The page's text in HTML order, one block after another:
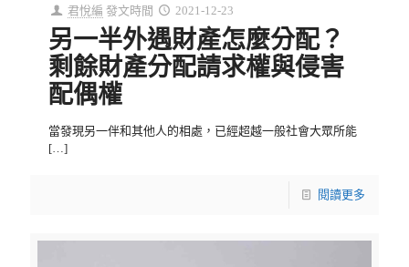
君悅編 發文時間 2021-12-23
另一半外遇財產怎麼分配？
剩餘財產分配請求權與侵害
配偶權
當發現另一伴和其他人的相處，已經超越一般社會大眾所能
[…]
閱讀更多